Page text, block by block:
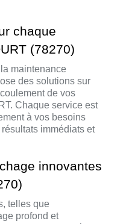
chaque
(78270)
la maintenance
des solutions sur
de vos
Chaque service est
à vos besoins
immédiats et
innovantes
telles que
profond et